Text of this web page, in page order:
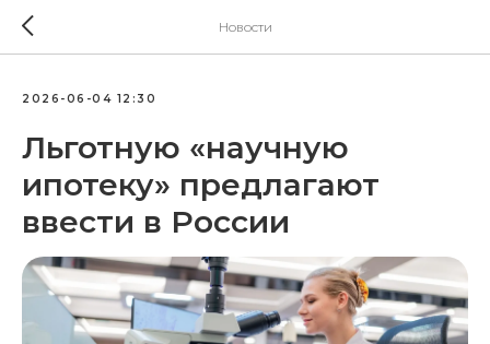
Новости
2026-06-04 12:30
Льготную «научную
ипотеку» предлагают
ввести в России